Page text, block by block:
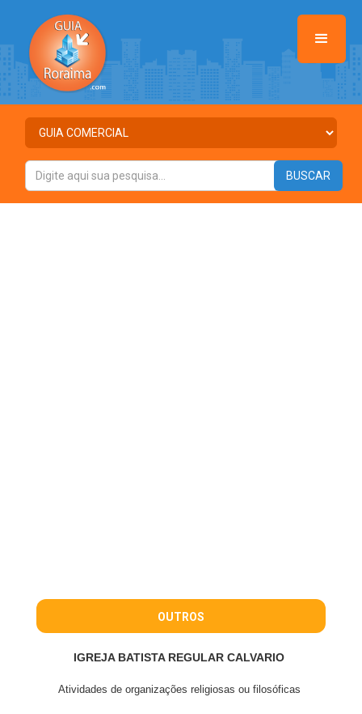
OUTROS
IGREJA BATISTA REGULAR CALVARIO
Atividades de organizações religiosas ou filosóficas